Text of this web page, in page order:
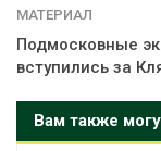
МАТЕРИАЛ
Подмосковные
вступились за
Вам также